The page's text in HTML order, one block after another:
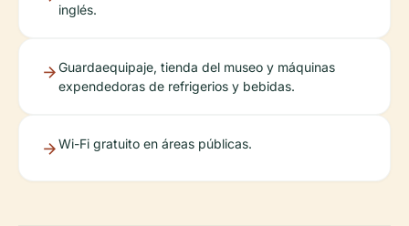
inglés.
Guardaequipaje, tienda del museo y máquinas
expendedoras de refrigerios y bebidas.
Wi-Fi gratuito en áreas públicas.